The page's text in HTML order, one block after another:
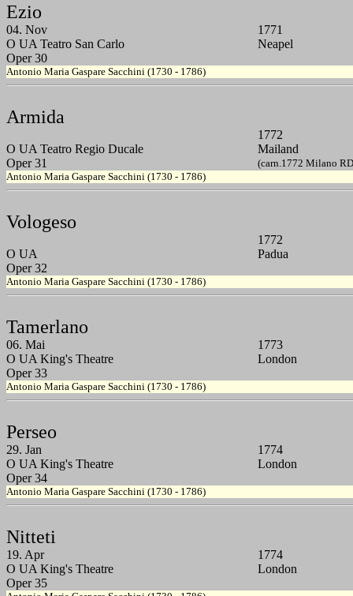
Ezio
04. Nov
1771
O UA Teatro San Carlo
Neapel
Oper 30
Antonio Maria Gaspare Sacchini (1730 - 1786)
Armida
1772
O UA Teatro Regio Ducale
Mailand
Oper 31
(carn.1772 Milano
Antonio Maria Gaspare Sacchini (1730 - 1786)
Vologeso
1772
O UA
Padua
Oper 32
Antonio Maria Gaspare Sacchini (1730 - 1786)
Tamerlano
06. Mai
1773
O UA King's Theatre
London
Oper 33
Antonio Maria Gaspare Sacchini (1730 - 1786)
Perseo
29. Jan
1774
O UA King's Theatre
London
Oper 34
Antonio Maria Gaspare Sacchini (1730 - 1786)
Nitteti
19. Apr
1774
O UA King's Theatre
London
Oper 35